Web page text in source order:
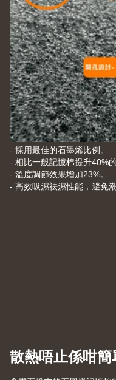
- 採用最佳的石墨烯比例。
- 相比一般記憶棉提升40%的
- 溫度調節效果增加23%。
- 高效吸濕祛濕性能，避免
散熱唔止係咁簡